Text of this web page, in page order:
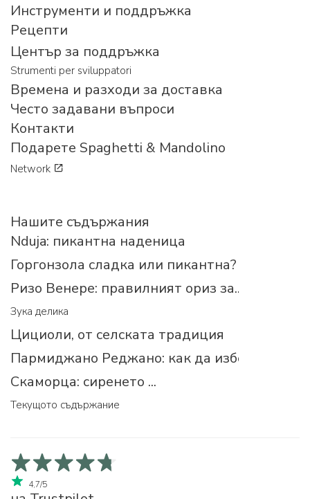
Инструменти и поддръжка
Рецепти
Център за поддръжка
Strumenti per sviluppatori
Времена и разходи за доставка
Често задавани въпроси
Контакти
Подарете Spaghetti & Mandolino
Network
Нашите съдържания
Nduja: пикантна наденица
Горгонзола сладка или пикантна?
Ризо Венере: правилният ориз за...
Зука делика
Цициоли, от селската традиция
Пармиджано Реджано: как да изберем
Скаморца: сиренето ...
Текущото съдържание
4,7/5